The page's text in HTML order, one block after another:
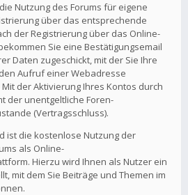
Nutzung des Forums für eigene
über das entsprechende
der Registrierung über das Online-
Sie eine Bestätigungsemail
Daten zugeschickt, mit der Sie Ihre
Aufruf einer Webadresse
der Aktivierung Ihres Kontos durch
der unentgeltliche Foren-
(Vertragsschluss).
ist die kostenlose Nutzung der
als Online-
Hierzu wird Ihnen als Nutzer ein
mit dem Sie Beiträge und Themen im